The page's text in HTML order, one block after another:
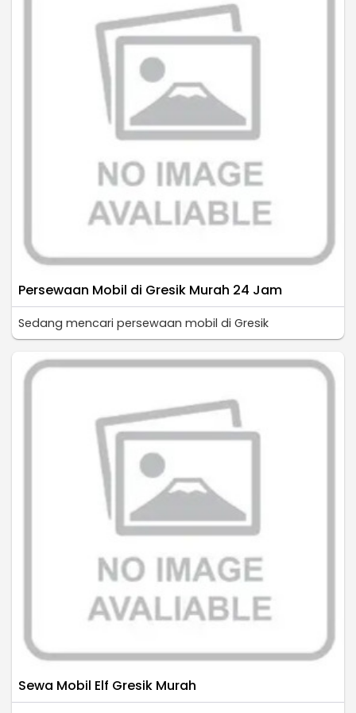
Persewaan Mobil di Gresik Murah 24 Jam
Sedang mencari persewaan mobil di Gresik
Sewa Mobil Elf Gresik Murah